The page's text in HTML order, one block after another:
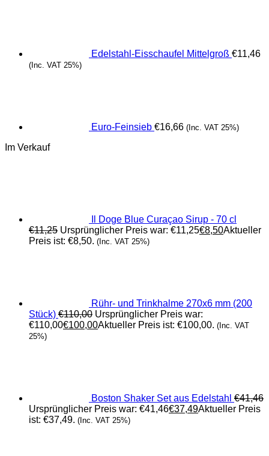
Edelstahl-Eisschaufel Mittelgroß €11,46
(Inc. VAT 25%)
Euro-Feinsieb €16,66 (Inc. VAT 25%)
Im Verkauf
Il Doge Blue Curaçao Sirup - 70 cl
€11,25 Ursprünglicher Preis war: €11,25€8,50Aktueller
Preis ist: €8,50. (Inc. VAT 25%)
Rühr- und Trinkhalme 270x6 mm (200
Stück) €110,00 Ursprünglicher Preis war:
€110,00€100,00Aktueller Preis ist: €100,00. (Inc. VAT
25%)
Boston Shaker Set aus Edelstahl €41,46
Ursprünglicher Preis war: €41,46€37,49Aktueller Preis
ist: €37,49. (Inc. VAT 25%)